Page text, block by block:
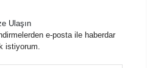
Ulaşın
e-posta ile haberdar
istiyorum.